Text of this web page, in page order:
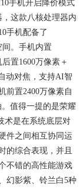
这款八核处理器内
手机配备了
间。手机内置
置1600万像素＋
动对焦，支持AI智
前置2400万像素自
值得一提的是荣耀
术是在系统底层对
件之间相互协同运
的综合表现，并且
不错的高性能游戏
幻影紫、铃兰白5种